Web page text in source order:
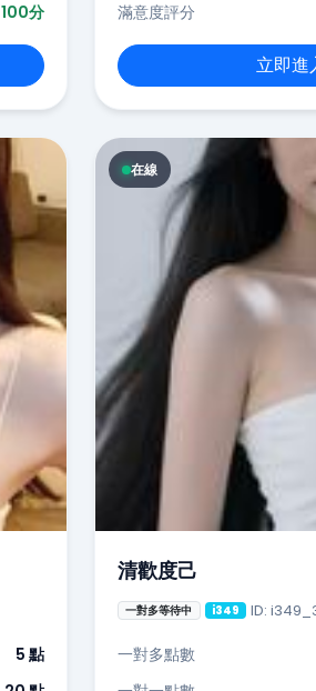
100分
滿意度評分
立即進
5 點
在線
清歡度己
一對多等待中 i349 ID:
一對多點數